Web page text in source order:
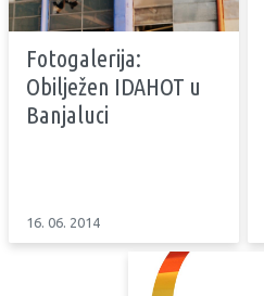
Fotogalerija:
Obilježen IDAHOT u
Banjaluci
16. 06. 2014